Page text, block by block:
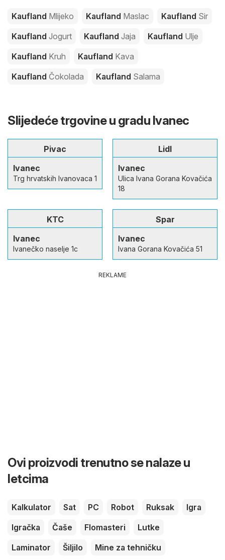
Kaufland Mlijeko Kaufland Maslac Kaufland Sir
Kaufland Jogurt Kaufland Jaja Kaufland Ulje
Kaufland Kruh Kaufland Kava
Kaufland Čokolada Kaufland Salama
Slijedeće trgovine u gradu Ivanec
Pivac
Ivanec
Trg hrvatskih Ivanovaca 1
Lidl
Ivanec
Ulica Ivana Gorana Kovačića
18
KTC
Ivanec
Ivanečko naselje 1c
Spar
Ivanec
Ivana Gorana Kovačića 51
REKLAME
Ovi proizvodi trenutno se nalaze u
letcima
Kalkulator Sat PC Robot Ruksak
Igra
Igračka
Čaše Flomasteri
Lutke
Laminator
Šiljilo Mine za tehničku